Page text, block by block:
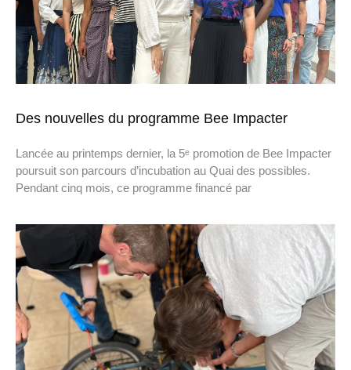
Des nouvelles du programme Bee Impacter
Lancée au printemps dernier, la 5ᵉ promotion de Bee Impacter
poursuit son parcours d’incubation au Quai des possibles.
Pendant cinq mois, ce programme financé par